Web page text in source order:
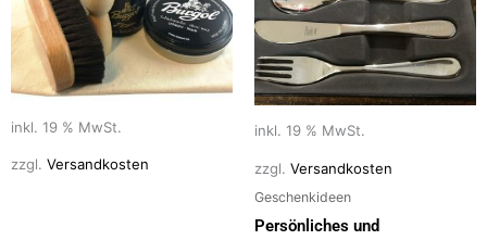
inkl. 19 % MwSt.
zzgl. Versandkosten
inkl. 19 % MwSt.
zzgl. Versandkosten
Geschenkideen
Persönliches und